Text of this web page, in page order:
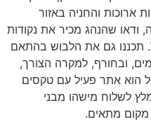
ארוכות והחניה באזור
שהנהג מכיר את נקודות
תכננו גם את הלבוש בהתאם
ובחורף, למקרה הצורך,
הוא אתר פעיל עם טקסים
לשלוח מישהו מבני
מתאים.